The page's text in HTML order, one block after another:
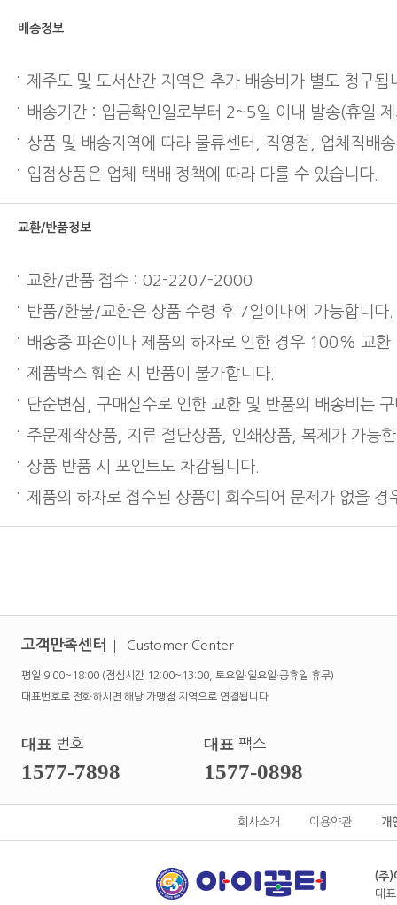
배송정보
제주도 및 도서산간 지역은 추가 배송비가 별도 청구됩
배송기간 : 입금확인일로부터 2~5일 이내 발송(휴일
상품 및 배송지역에 따라 물류센터, 직영점, 업체직배
입점상품은 업체 택배 정책에 따라 다를 수 있습니다.
교환/반품정보
교환/반품 접수 : 02-2207-2000
반품/환불/교환은 상품 수령 후 7일이내에 가능합니다.
배송중 파손이나 제품의 하자로 인한 경우 100% 교환
제품박스 훼손 시 반품이 불가합니다.
단순변심, 구매실수로 인한 교환 및 반품의 배송비는
주문제작상품, 지류 절단상품, 인쇄상품, 복제가 가능
상품 반품 시 포인트도 차감됩니다.
제품의 하자로 접수된 상품이 회수되어 문제가 없을
고객만족센터 Customer Center
평일 9:00~18:00 (점심시간 12:00~13:00, 토요일·일요일·공휴일 휴무)
대표번호로 전화하시면 해당 가맹점 지역으로 연결됩니다.
대표 번호
1577-7898
대표 팩스
1577-0898
회사소개 이용약관 개
(주)
대